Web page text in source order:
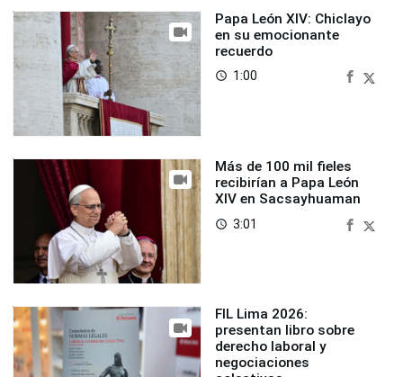
Papa León XIV: Chiclayo
en su emocionante
recuerdo
access_time 1:00
Más de 100 mil fieles
recibirían a Papa León
XIV en Sacsayhuaman
access_time 3:01
FIL Lima 2026:
presentan libro sobre
derecho laboral y
negociaciones